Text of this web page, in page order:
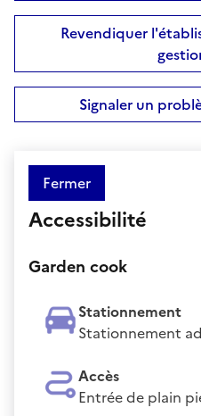
Revendiquer
Signaler un
Fermer
Accessibilité
Garden cook
Stationnement
Stationnement
Accès
Entrée de plain